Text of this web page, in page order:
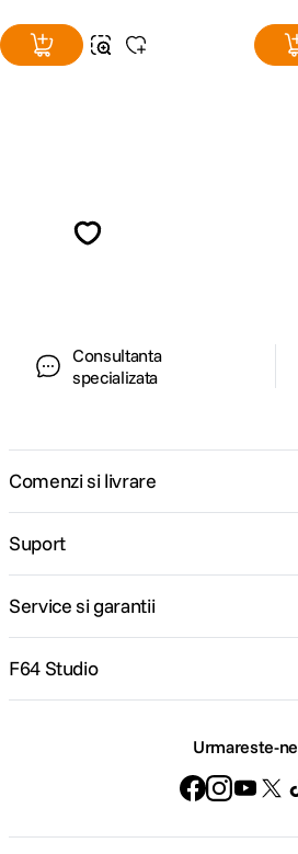
Consultanta
specializata
Comenzi si livrare
Suport
Service si garantii
F64 Studio
Urmareste-ne